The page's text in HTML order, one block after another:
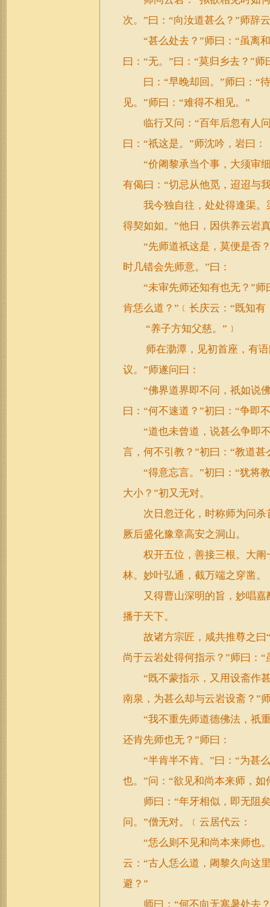
次。”曰：“向汝道甚么？”师辞
“甚么处去？”师曰：“虽离和
曰：“无。”曰：“莫归乡去？”师
曰：“早晚却回。”师曰：“待
见。”师曰：“难得不相见。”
临行又问：“百年后忽有人问
曰：“祇这是。”师沈吟，岩曰：
“价阇黎承当个事，大须审细
有偈曰：“切忌从他觅，迢迢与
我今独自往，处处得逢渠。
得契如如。”他日，因供养云岩
“先师道祇这是，莫便是否？
时几错会先师意。”曰：
“未审先师还知有也无？”师
肯恁么道？”﹝长庆云：“既知
“养子方知父慈。”﹞
师在泐潭，见初首座，有
议。”师遂问曰：
“佛界道界即不问，祇如说佛
曰：“何不速道？”初曰：“争即
“道也未曾道，说甚么争即不
言，何不引教？”初曰：“教道甚
“得意忘言。”初曰：“犹将教
大小？”初又无对。
次日忽迁化，时称师为问杀
厥后盛化豫章高安之洞山。
权开五位，善接三根。大阐
林。妙叶弘通，截万端之穿凿。
又得曹山深明的旨，妙唱嘉
播于天下。
故诸方宗匠，咸共推尊之曰“
尚于云岩处得何指示？”师曰：
“既不蒙指示，又用设斋作甚
南泉，为甚么却与云岩设斋？”
“我不重先师道德佛法，祇重
还肯先师也无？”师曰：
“半肯半不肯。”曰：“为甚么
也。”问：“欲见和尚本来师，如
师曰：“年牙相似，即无阻矣
问。”僧无对。﹝云居代云：
“恁么则不见和尚本来师也。
云：“古人恁么道，阇黎久向这
避？”
师曰：“何不向无寒暑处去？